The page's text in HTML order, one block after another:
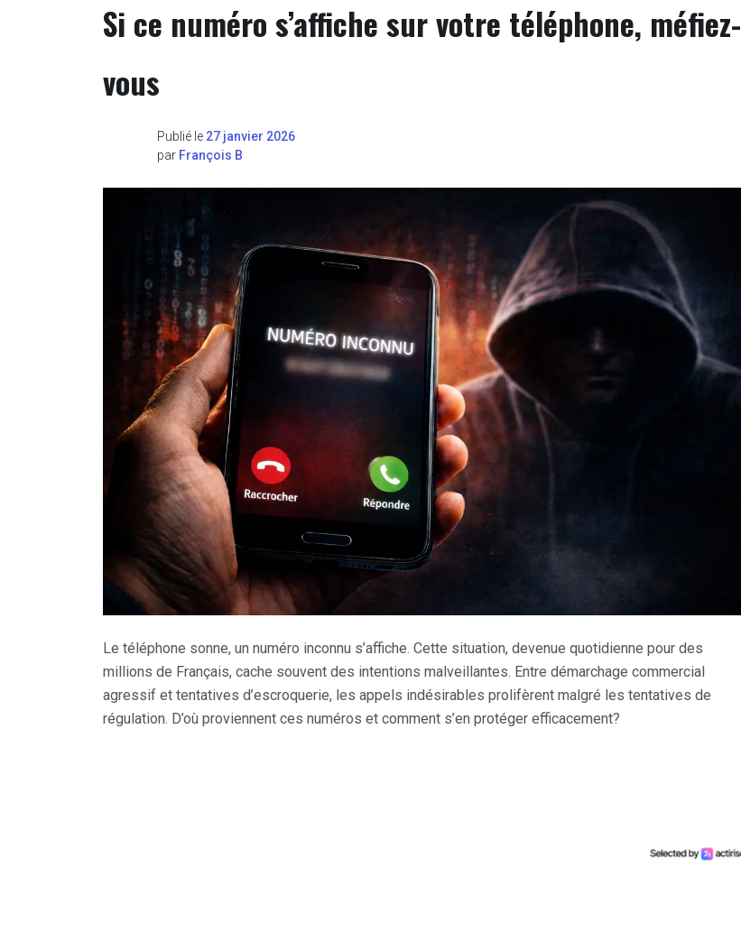
Si ce numéro s’affiche sur votre téléphone, méfiez-
vous
Publié le 27 janvier 2026
par François B
Le téléphone sonne, un numéro inconnu s’affiche. Cette situation, devenue quotidienne pour des
millions de Français, cache souvent des intentions malveillantes. Entre démarchage commercial
agressif et tentatives d’escroquerie, les appels indésirables prolifèrent malgré les tentatives de
régulation. D’où proviennent ces numéros et comment s’en protéger efficacement?